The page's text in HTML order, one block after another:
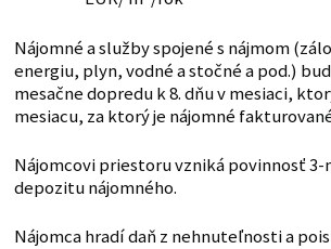
Nájomné a služby spojené s nájmom
energiu, plyn, vodné a stočné a pod.)
mesačne dopredu k 8. dňu v mesiaci,
mesiacu, za ktorý je nájomné
Nájomcovi priestoru vzniká povinnosť 3-
depozitu nájomného.
Nájomca hradí daň z nehnuteľnosti a